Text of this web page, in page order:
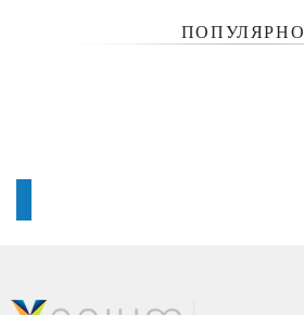
ПОПУЛЯРНО